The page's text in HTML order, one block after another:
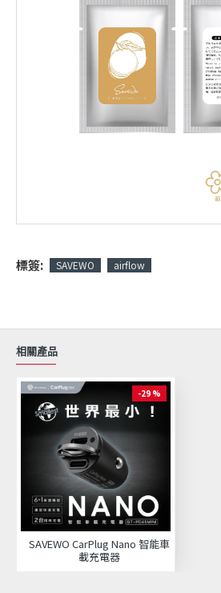
標簽: SAVEWO airflow
相關產品
-29 %
SAVEWO CarPlug Nano 智能車
載充電器